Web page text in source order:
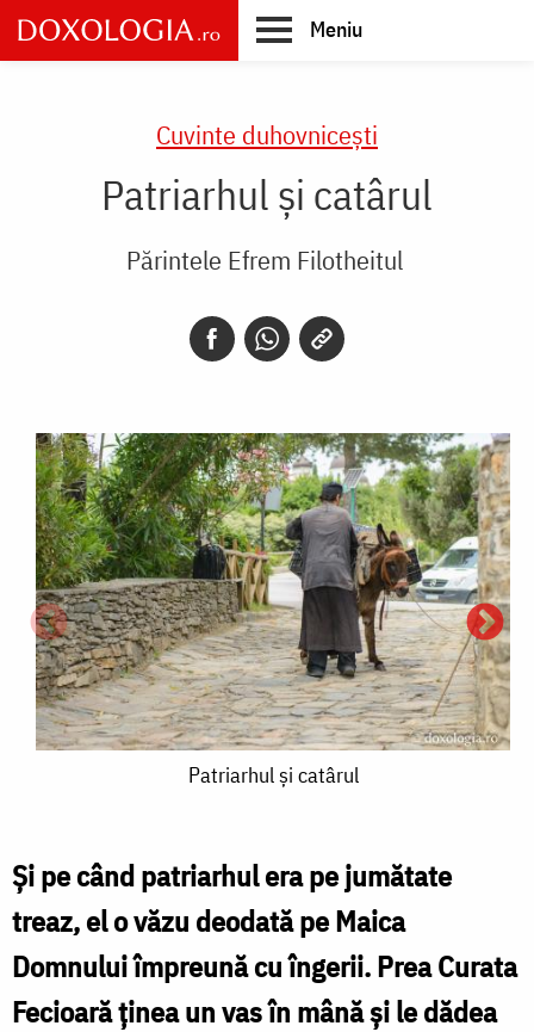
Skip
to
main
Meniu
Cuvinte duhovnicești
Patriarhul şi catârul
Părintele Efrem Filotheitul
catârul
Patriarhul şi catârul
Şi pe când patriarhul era pe jumătate
treaz, el o văzu deodată pe Maica
Domnului împreună cu îngerii. Prea Curata
Fecioară ţinea un vas în mână şi le dădea